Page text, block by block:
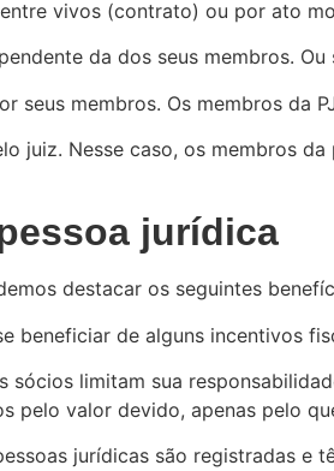
vivos (contrato) ou por ato
da dos seus membros.
seus membros. Os membros da
juiz. Nesse caso, os membros
jurídica
destacar os seguintes
beneficiar de alguns incentivos
limitam sua
pelo valor devido, apenas pelo
jurídicas são registradas